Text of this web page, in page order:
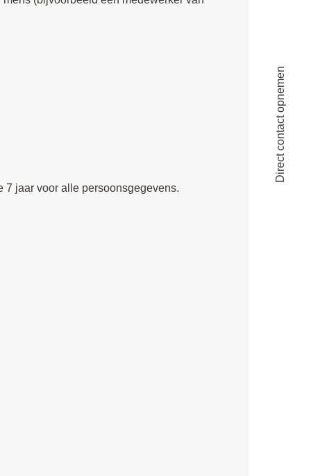
Direct contact opnemen
7 jaar voor alle persoonsgegevens.